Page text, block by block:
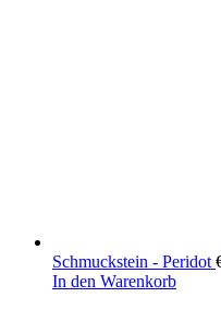
Schmuckstein - Peridot
In den Warenkorb